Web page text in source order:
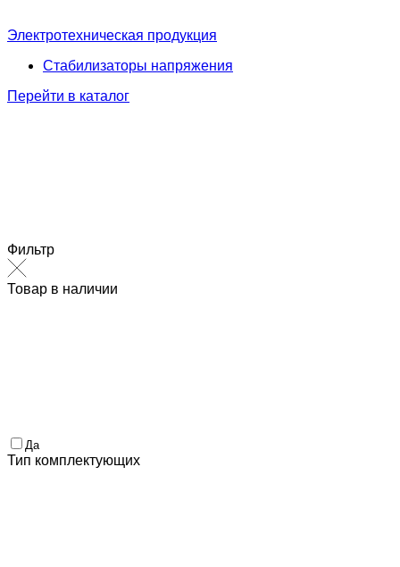
Электротехническая продукция
Стабилизаторы напряжения
Перейти в каталог
Фильтр
Товар в наличии
Да
Тип комплектующих